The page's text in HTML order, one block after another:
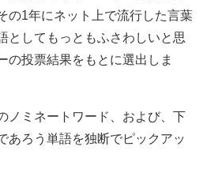
の1年にネット上で流行した言葉
としてもっともふさわしいと思
の投票結果をもとに選出しま
ミネートワード、および、下
あろう単語を独断でピックアッ